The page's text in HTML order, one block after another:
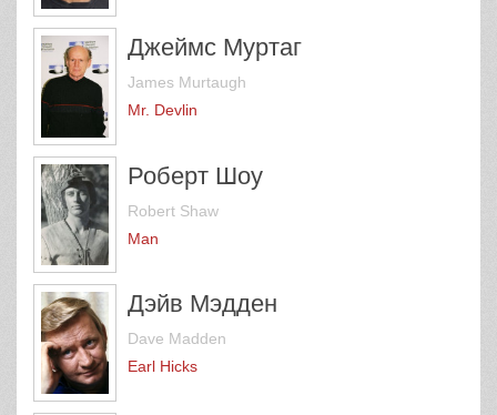
Джеймс Муртаг
James Murtaugh
Mr. Devlin
Роберт Шоу
Robert Shaw
Man
Дэйв Мэдден
Dave Madden
Earl Hicks